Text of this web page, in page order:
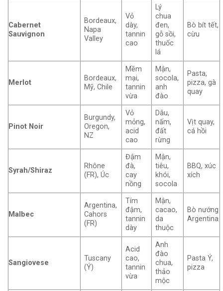
Cabernet
Sauvignon
Bordeaux,
Napa
Valley
Vỏ
dày,
tannin
cao
Lý
chua
đen,
gỗ sồi,
thuốc
lá
Bò bít tết,
cừu
Merlot
Bordeaux,
Mỹ, Chile
Mềm
mại,
tannin
vừa
Mận,
socola,
anh
đào
Pasta,
pizza, gà
quay
Pinot Noir
Burgundy,
Oregon,
NZ
Vỏ
mỏng,
acid
cao
Dâu,
nấm,
đất
rừng
Vịt quay,
cá hồi
Syrah/Shiraz
Rhône
(FR), Úc
Đậm
đà,
cay
nồng
Mận,
tiêu,
khói,
socola
BBQ, xúc
xích
Malbec
Argentina,
Cahors
(FR)
Tím
đậm,
tannin
dày
Mận,
cacao,
da
thuộc
Bò nướng
Argentina
Sangiovese
Tuscany
(Ý)
Acid
cao,
tannin
vừa
Anh
đào
chua,
thảo
mộc
Pasta Ý,
pizza